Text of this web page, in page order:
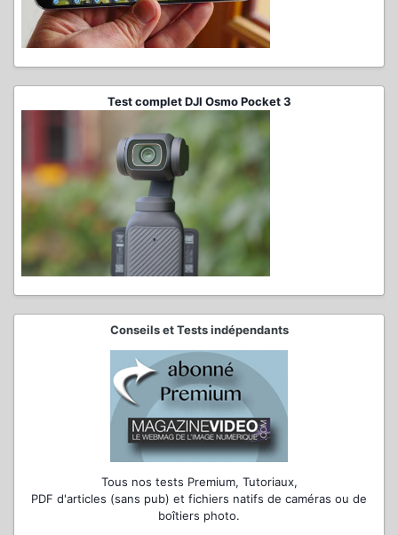
Test complet DJI Osmo Pocket 3
Conseils et Tests indépendants
Tous nos tests Premium, Tutoriaux,
PDF d'articles (sans pub) et fichiers natifs de caméras ou de
boîtiers photo.